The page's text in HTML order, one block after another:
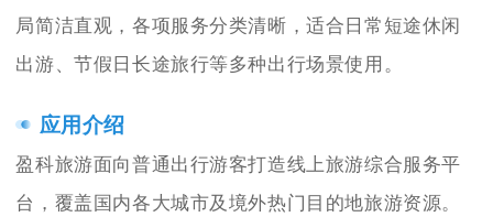
局简洁直观，各项服务分类清晰，适合日常短途休闲
出游、节假日长途旅行等多种出行场景使用。
应用介绍
盈科旅游面向普通出行游客打造线上旅游综合服务平
台，覆盖国内各大城市及境外热门目的地旅游资源。